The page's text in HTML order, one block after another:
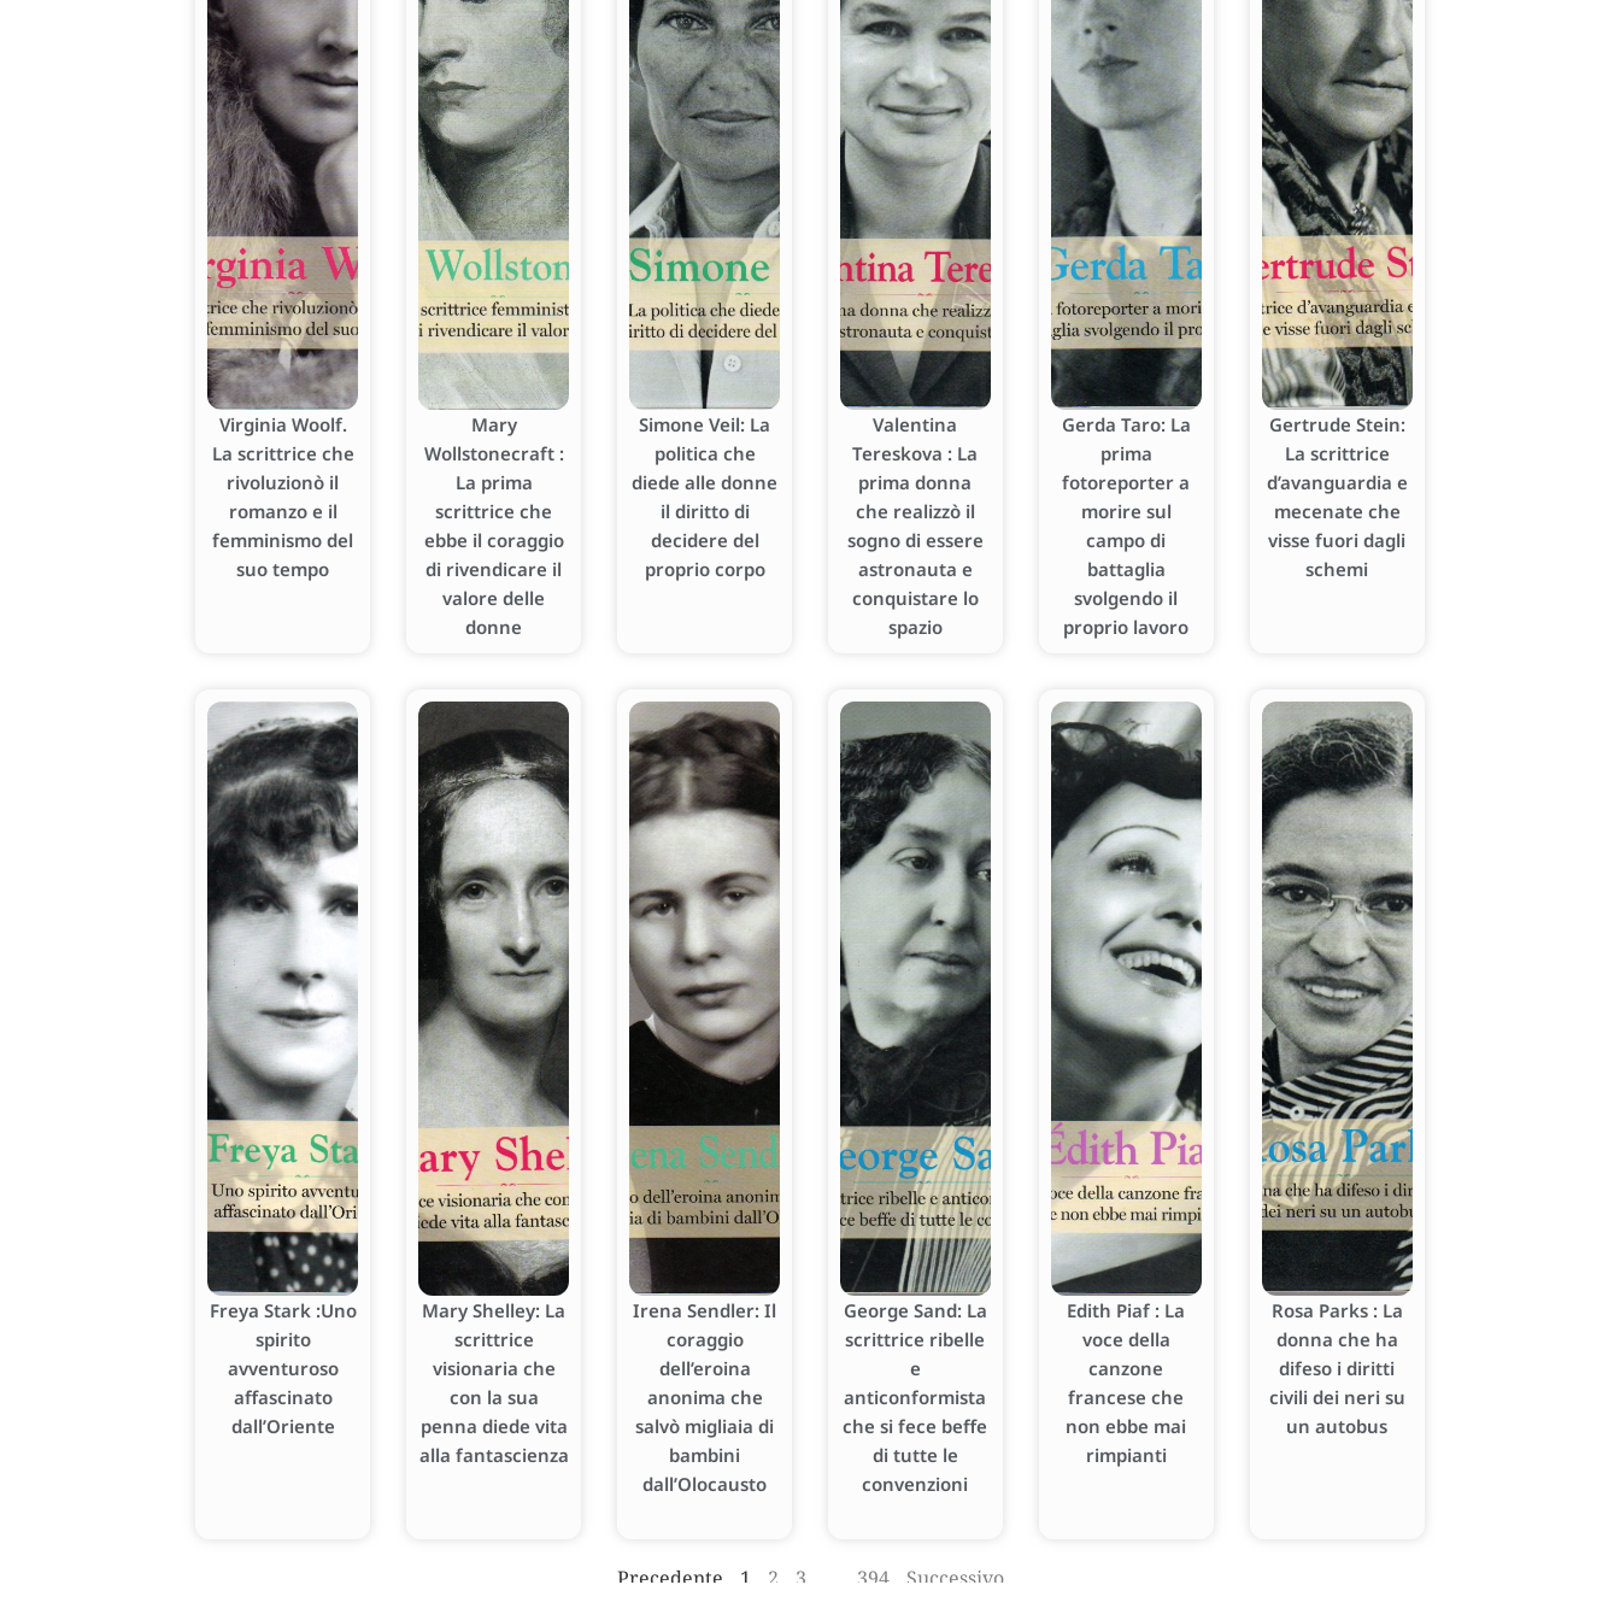
Virginia Woolf.
La scrittrice che
rivoluzionò il
romanzo e il
femminismo del
suo tempo
Mary
Wollstonecraft :
La prima
scrittrice che
ebbe il coraggio
di rivendicare il
valore delle
donne
Simone Veil: La
politica che
diede alle donne
il diritto di
decidere del
proprio corpo
Valentina
Tereskova : La
prima donna
che realizzò il
sogno di essere
astronauta e
conquistare lo
spazio
Gerda Taro: La
prima
fotoreporter a
morire sul
campo di
battaglia
svolgendo il
proprio lavoro
Gertrude Stein:
La scrittrice
d’avanguardia e
mecenate che
visse fuori dagli
schemi
Freya Stark :Uno
spirito
avventuroso
affascinato
dall’Oriente
Mary Shelley: La
scrittrice
visionaria che
con la sua
penna diede vita
alla fantascienza
Irena Sendler: Il
coraggio
dell’eroina
anonima che
salvò migliaia di
bambini
dall’Olocausto
George Sand: La
scrittrice ribelle
e
anticonformista
che si fece beffe
di tutte le
convenzioni
Edith Piaf : La
voce della
canzone
francese che
non ebbe mai
rimpianti
Rosa Parks : La
donna che ha
difeso i diritti
civili dei neri su
un autobus
Precedente 1 2 3 394 Successivo